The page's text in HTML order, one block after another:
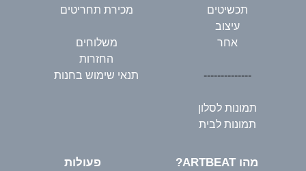
תכשיטים
עיצוב
אחר
--------------
תמונות לסלון
תמונות לבית
מכירת תחריטים
משלוחים
החזרות
תנאי שימוש בחנות
מהו ARTBEAT? פעולות